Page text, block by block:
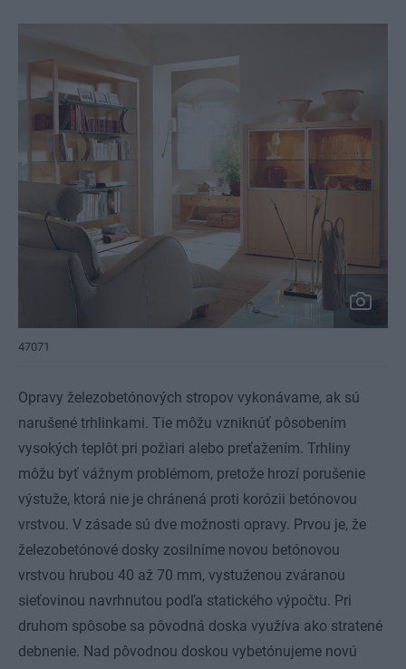
47071
Opravy železobetónových stropov vykonávame, ak sú
narušené trhlinkami. Tie môžu vzniknúť pôsobením
vysokých teplôt pri požiari alebo preťažením. Trhliny
môžu byť vážnym problémom, pretože hrozí porušenie
výstuže, ktorá nie je chránená proti korózii betónovou
vrstvou. V zásade sú dve možnosti opravy. Prvou je, že
železobetónové dosky zosilníme novou betónovou
vrstvou hrubou 40 až 70 mm, vystuženou zváranou
sieťovinou navrhnutou podľa statického výpočtu. Pri
druhom spôsobe sa pôvodná doska využíva ako stratené
debnenie. Nad pôvodnou doskou vybetónujeme novú